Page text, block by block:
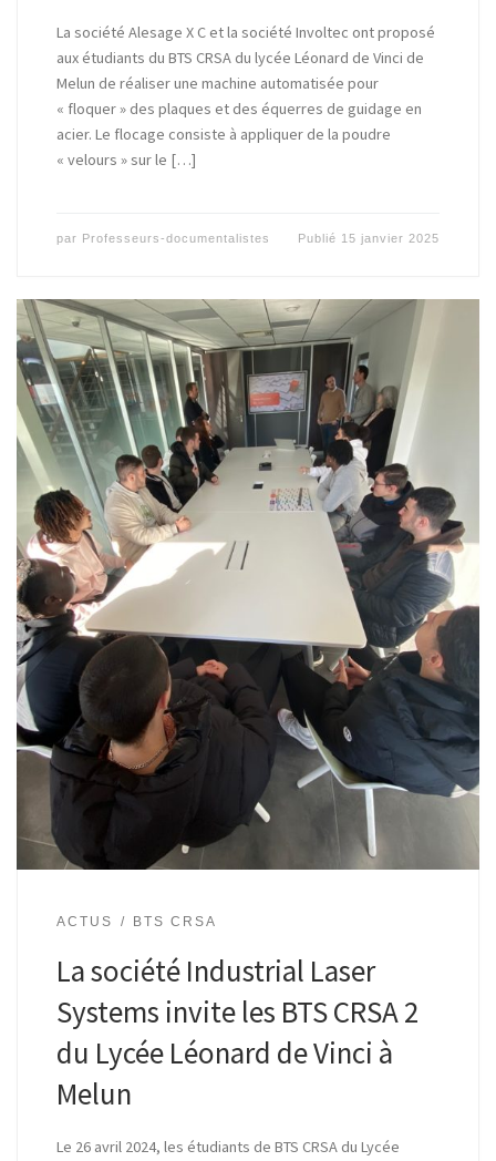
La société Alesage X C et la société Involtec ont proposé
aux étudiants du BTS CRSA du lycée Léonard de Vinci de
Melun de réaliser une machine automatisée pour
« floquer » des plaques et des équerres de guidage en
acier. Le flocage consiste à appliquer de la poudre
« velours » sur le […]
par Professeurs-documentalistes Publié 15 janvier 2025
ACTUS BTS CRSA
La société Industrial Laser
Systems invite les BTS CRSA 2
du Lycée Léonard de Vinci à
Melun
Le 26 avril 2024, les étudiants de BTS CRSA du Lycée